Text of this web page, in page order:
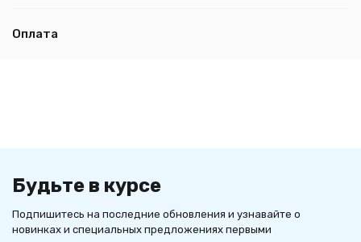
Оплата
Будьте в курсе
Подпишитесь на последние обновления и узнавайте о
новинках и специальных предложениях первыми